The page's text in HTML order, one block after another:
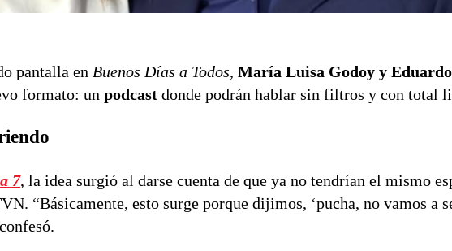
pantalla en Buenos Días a Todos, María Luisa Godoy y
formato: un podcast donde podrán hablar sin filtros y con total
7, la idea surgió al darse cuenta de que ya no tendrían el mismo
“Básicamente, esto surge porque dijimos, ‘pucha, no vamos a